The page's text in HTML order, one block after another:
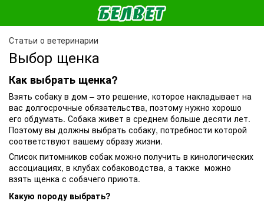
Статьи о ветеринарии
Выбор щенка
Как выбрать щенка?
Взять собаку в дом – это решение, которое накладывает на
вас долгосрочные обязательства, поэтому нужно хорошо
его обдумать. Собака живет в среднем больше десяти лет.
Поэтому вы должны выбрать собаку, потребности которой
соответствуют вашему образу жизни.
Список питомников собак можно получить в кинологических
ассоциациях, в клубах собаководства, а также можно
взять щенка с собачего приюта.
Какую породу выбрать?